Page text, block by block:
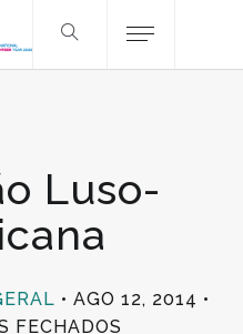
Luso-
AGO 12, 2014
FECHADOS